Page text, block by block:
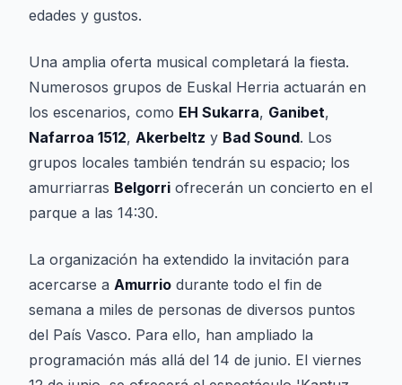
edades y gustos.
Una amplia oferta musical completará la fiesta.
Numerosos grupos de Euskal Herria actuarán en
los escenarios, como EH Sukarra, Ganibet,
Nafarroa 1512, Akerbeltz y Bad Sound. Los
grupos locales también tendrán su espacio; los
amurriarras Belgorri ofrecerán un concierto en el
parque a las 14:30.
La organización ha extendido la invitación para
acercarse a Amurrio durante todo el fin de
semana a miles de personas de diversos puntos
del País Vasco. Para ello, han ampliado la
programación más allá del 14 de junio. El viernes